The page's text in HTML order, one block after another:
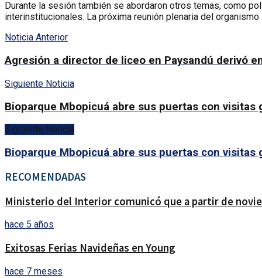
Durante la sesión también se abordaron otros temas, como
interinstitucionales. La próxima reunión plenaria del
Noticia Anterior
Agresión a director de liceo en Paysandú derivó
Siguiente Noticia
Bioparque Mbopicuá abre sus puertas con visitas
Siguiente Noticia
Bioparque Mbopicuá abre sus puertas con visitas
RECOMENDADAS
Ministerio del Interior comunicó que a partir de
hace 5 años
Exitosas Ferias Navideñas en Young
hace 7 meses